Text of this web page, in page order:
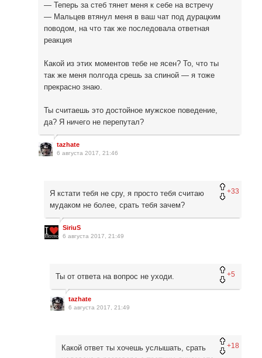
— Теперь за стеб тянет меня к себе на встречу
— Мальцев втянул меня в ваш чат под дурацким
поводом, на что так же последовала ответная
реакция
Какой из этих моментов тебе не ясен? То, что ты
так же меня полгода срешь за спиной — я тоже
прекрасно знаю.
Ты считаешь это достойное мужское поведение,
да? Я ничего не перепутал?
tazhate
6 августа 2017, 21:46
+33
Я кстати тебя не сру, я просто тебя считаю
мудаком не более, срать тебя зачем?
SiriuS
6 августа 2017, 21:49
+5
Ты от ответа на вопрос не уходи.
tazhate
6 августа 2017, 21:49
+18
Какой ответ ты хочешь услышать, срать